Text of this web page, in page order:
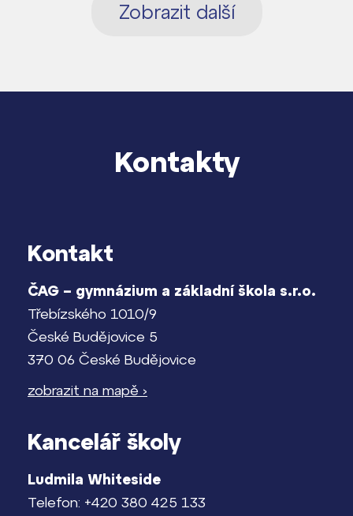
Zobrazit další
Kontakty
Kontakt
ČAG – gymnázium a základní škola s.r.o.
Třebízského 1010/9
České Budějovice 5
370 06 České Budějovice
zobrazit na mapě ›
Kancelář školy
Ludmila Whiteside
Telefon: +420 380 425 133